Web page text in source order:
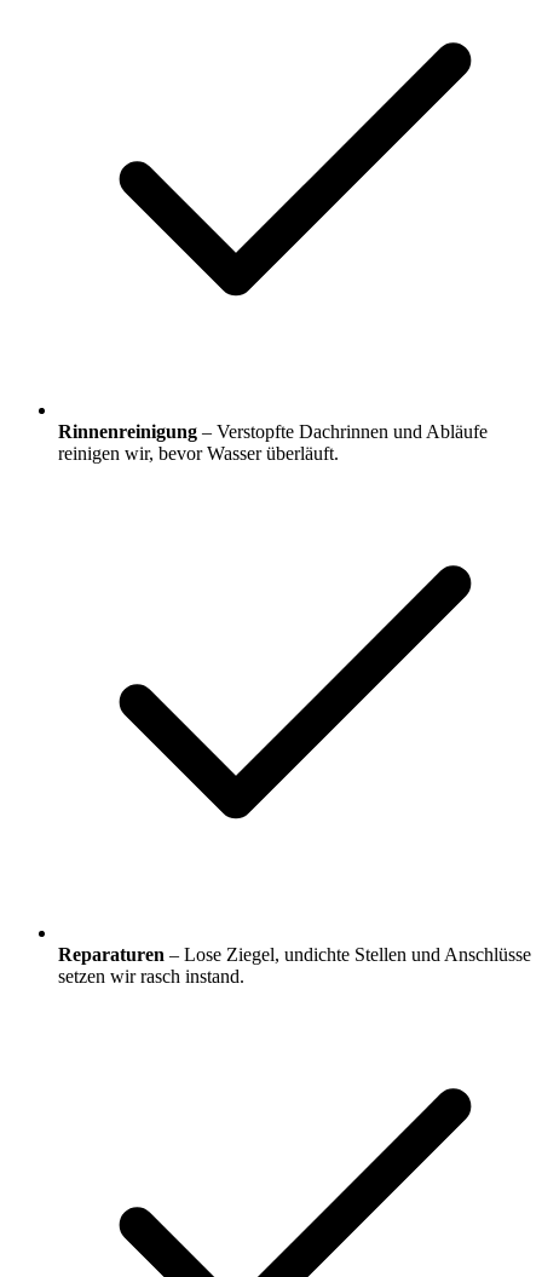
Rinnenreinigung – Verstopfte Dachrinnen und Abläufe
reinigen wir, bevor Wasser überläuft.
Reparaturen – Lose Ziegel, undichte Stellen und Anschlüsse
setzen wir rasch instand.